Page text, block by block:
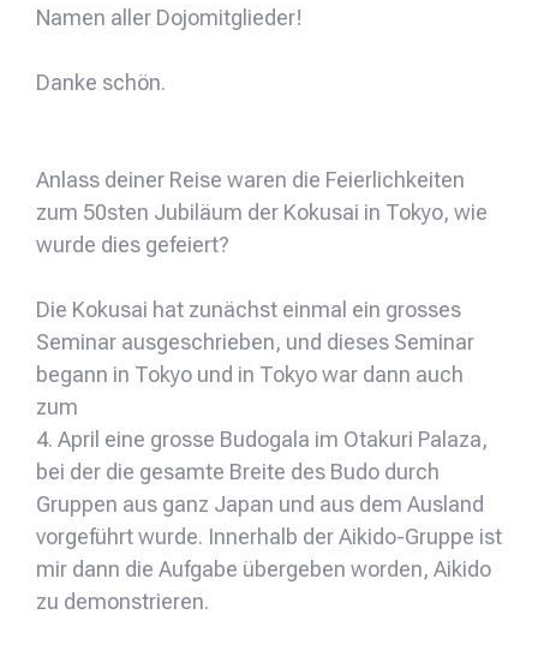
Namen aller Dojomitglieder!
Danke schön.
Anlass deiner Reise waren die Feierlichkeiten
zum 50sten Jubiläum der Kokusai in Tokyo, wie
wurde dies gefeiert?
Die Kokusai hat zunächst einmal ein grosses
Seminar ausgeschrieben, und dieses Seminar
begann in Tokyo und in Tokyo war dann auch
zum
4. April eine grosse Budogala im Otakuri Palaza,
bei der die gesamte Breite des Budo durch
Gruppen aus ganz Japan und aus dem Ausland
vorgeführt wurde. Innerhalb der Aikido-Gruppe ist
mir dann die Aufgabe übergeben worden, Aikido
zu demonstrieren.